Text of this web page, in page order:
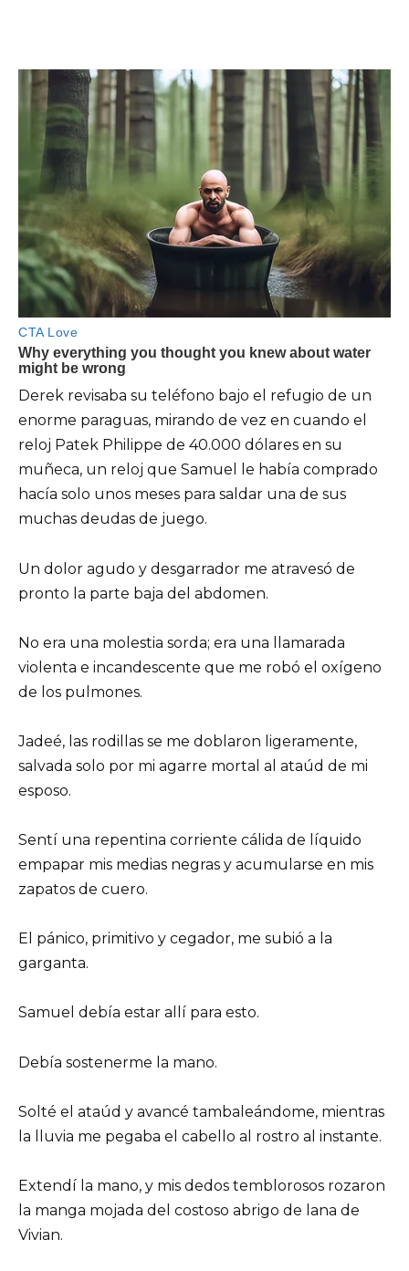
Derek revisaba su teléfono bajo el refugio de un
enorme paraguas, mirando de vez en cuando el
reloj Patek Philippe de 40.000 dólares en su
muñeca, un reloj que Samuel le había comprado
hacía solo unos meses para saldar una de sus
muchas deudas de juego.
Un dolor agudo y desgarrador me atravesó de
pronto la parte baja del abdomen.
No era una molestia sorda; era una llamarada
violenta e incandescente que me robó el oxígeno
de los pulmones.
Jadeé, las rodillas se me doblaron ligeramente,
salvada solo por mi agarre mortal al ataúd de mi
esposo.
Sentí una repentina corriente cálida de líquido
empapar mis medias negras y acumularse en mis
zapatos de cuero.
El pánico, primitivo y cegador, me subió a la
garganta.
Samuel debía estar allí para esto.
Debía sostenerme la mano.
Solté el ataúd y avancé tambaleándome, mientras
la lluvia me pegaba el cabello al rostro al instante.
Extendí la mano, y mis dedos temblorosos rozaron
la manga mojada del costoso abrigo de lana de
Vivian.